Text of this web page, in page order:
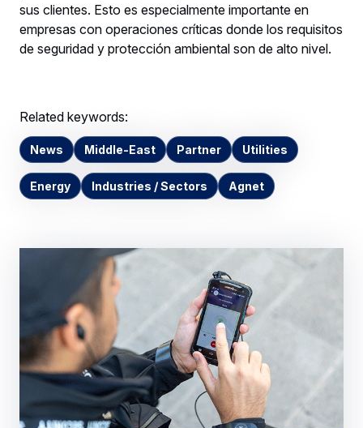
sus clientes. Esto es especialmente importante en
empresas con operaciones críticas donde los requisitos
de seguridad y protección ambiental son de alto nivel.
Related keywords:
News Middle-East Partner Utilities
Energy Industries / Sectors Agnet